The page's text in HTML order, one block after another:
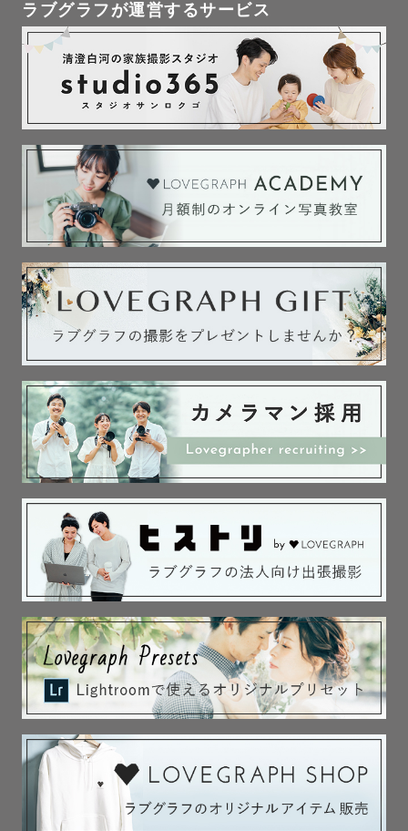
ラブグラフが運営するサービス